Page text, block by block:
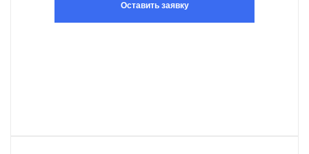
Оставить заявку